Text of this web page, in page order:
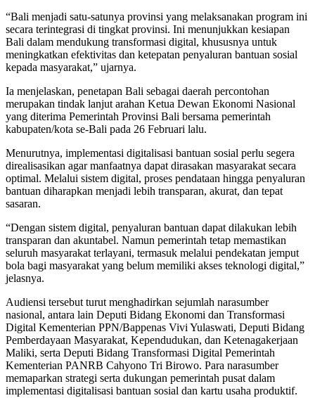
“Bali menjadi satu-satunya provinsi yang melaksanakan program ini
secara terintegrasi di tingkat provinsi. Ini menunjukkan kesiapan
Bali dalam mendukung transformasi digital, khususnya untuk
meningkatkan efektivitas dan ketepatan penyaluran bantuan sosial
kepada masyarakat,” ujarnya.
Ia menjelaskan, penetapan Bali sebagai daerah percontohan
merupakan tindak lanjut arahan Ketua Dewan Ekonomi Nasional
yang diterima Pemerintah Provinsi Bali bersama pemerintah
kabupaten/kota se-Bali pada 26 Februari lalu.
Menurutnya, implementasi digitalisasi bantuan sosial perlu segera
direalisasikan agar manfaatnya dapat dirasakan masyarakat secara
optimal. Melalui sistem digital, proses pendataan hingga penyaluran
bantuan diharapkan menjadi lebih transparan, akurat, dan tepat
sasaran.
“Dengan sistem digital, penyaluran bantuan dapat dilakukan lebih
transparan dan akuntabel. Namun pemerintah tetap memastikan
seluruh masyarakat terlayani, termasuk melalui pendekatan jemput
bola bagi masyarakat yang belum memiliki akses teknologi digital,”
jelasnya.
Audiensi tersebut turut menghadirkan sejumlah narasumber
nasional, antara lain Deputi Bidang Ekonomi dan Transformasi
Digital Kementerian PPN/Bappenas Vivi Yulaswati, Deputi Bidang
Pemberdayaan Masyarakat, Kependudukan, dan Ketenagakerjaan
Maliki, serta Deputi Bidang Transformasi Digital Pemerintah
Kementerian PANRB Cahyono Tri Birowo. Para narasumber
memaparkan strategi serta dukungan pemerintah pusat dalam
implementasi digitalisasi bantuan sosial dan kartu usaha produktif.